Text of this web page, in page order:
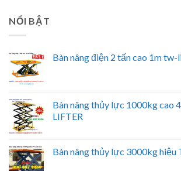
NỔI BẬT
Bàn nâng điện 2 tấn cao 1m
Bàn nâng thủy lực 1000kg cao
LIFTER
Bàn nâng thủy lực 3000kg hiệu